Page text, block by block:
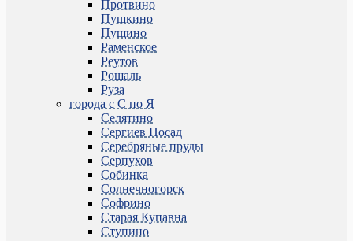
Протвино
Пушкино
Пущино
Раменское
Реутов
Рошаль
Руза
города с С по Я
Селятино
Сергиев Посад
Серебряные пруды
Серпухов
Собинка
Солнечногорск
Софрино
Старая Купавна
Ступино